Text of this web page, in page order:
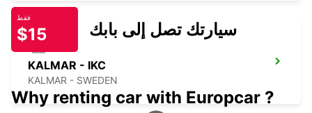
KALMAR - IKC
KALMAR - SWEDEN
فقط
$15 سيارتك تصل إلى بابك
Why renting car with Europcar ?